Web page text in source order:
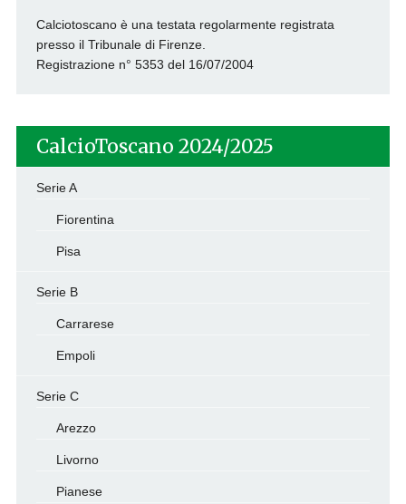
Calciotoscano è una testata regolarmente registrata
presso il Tribunale di Firenze.
Registrazione n° 5353 del 16/07/2004
CalcioToscano 2024/2025
Serie A
Fiorentina
Pisa
Serie B
Carrarese
Empoli
Serie C
Arezzo
Livorno
Pianese